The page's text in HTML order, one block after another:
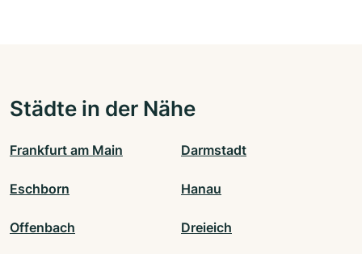
Städte in der Nähe
Frankfurt am Main Darmstadt
Eschborn Hanau
Offenbach Dreieich